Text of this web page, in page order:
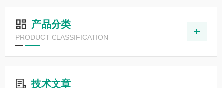
产品分类
PRODUCT CLASSIFICATION
技术文章